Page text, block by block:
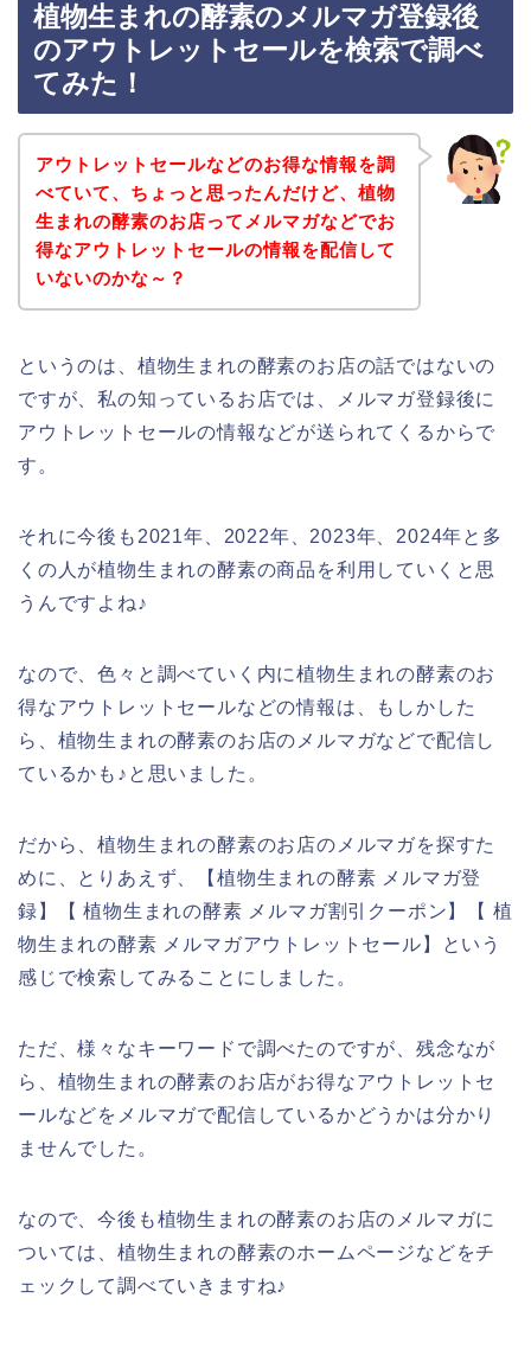
植物生まれの酵素のメルマガ登録後
のアウトレットセールを検索で調べ
てみた！
アウトレットセールなどのお得な情報を調
べていて、ちょっと思ったんだけど、植物
生まれの酵素のお店ってメルマガなどでお
得なアウトレットセールの情報を配信して
いないのかな～？
というのは、植物生まれの酵素のお店の話ではないの
ですが、私の知っているお店では、メルマガ登録後に
アウトレットセールの情報などが送られてくるからで
す。
それに今後も2021年、2022年、2023年、2024年と多
くの人が植物生まれの酵素の商品を利用していくと思
うんですよね♪
なので、色々と調べていく内に植物生まれの酵素のお
得なアウトレットセールなどの情報は、もしかした
ら、植物生まれの酵素のお店のメルマガなどで配信し
ているかも♪と思いました。
だから、植物生まれの酵素のお店のメルマガを探すた
めに、とりあえず、【植物生まれの酵素 メルマガ登
録】【 植物生まれの酵素 メルマガ割引クーポン】【 植
物生まれの酵素 メルマガアウトレットセール】という
感じで検索してみることにしました。
ただ、様々なキーワードで調べたのですが、残念なが
ら、植物生まれの酵素のお店がお得なアウトレットセ
ールなどをメルマガで配信しているかどうかは分かり
ませんでした。
なので、今後も植物生まれの酵素のお店のメルマガに
ついては、植物生まれの酵素のホームページなどをチ
ェックして調べていきますね♪